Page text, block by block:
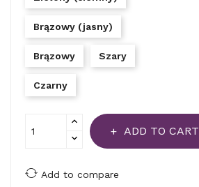
Brązowy (jasny)
Brązowy Szary
Czarny
ADD TO CART
Add to compare